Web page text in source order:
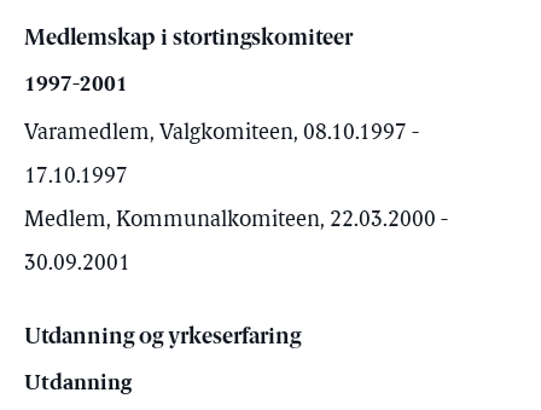
Medlemskap i stortingskomiteer
1997-2001
Varamedlem, Valgkomiteen, 08.10.1997 -
17.10.1997
Medlem, Kommunalkomiteen, 22.03.2000 -
30.09.2001
Utdanning og yrkeserfaring
Utdanning